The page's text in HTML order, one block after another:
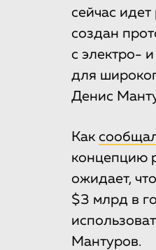
сейчас
создан
с электро-
для
Денис
Как
концепцию
ожидает,
$3 млрд в
Мантуров.